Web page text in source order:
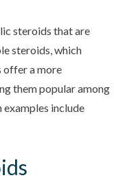
steroids that are
steroids, which
offer a more
them popular among
include